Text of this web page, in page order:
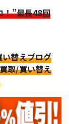
！”最長48回
替えプログ
取/買い替え